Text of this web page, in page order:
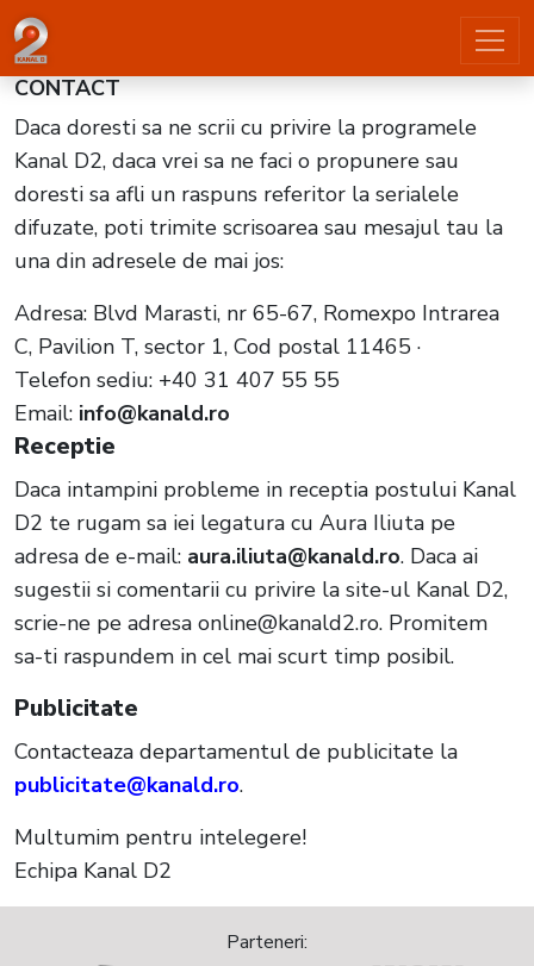
CONTACT - KANAL D2
CONTACT
Daca doresti sa ne scrii cu privire la programele
Kanal D2, daca vrei sa ne faci o propunere sau
doresti sa afli un raspuns referitor la serialele
difuzate, poti trimite scrisoarea sau mesajul tau la
una din adresele de mai jos:
Adresa: Blvd Marasti, nr 65-67, Romexpo Intrarea
C, Pavilion T, sector 1, Cod postal 11465 ·
Telefon sediu: +40 31 407 55 55
Email: info@kanald.ro
Receptie
Daca intampini probleme in receptia postului Kanal
D2 te rugam sa iei legatura cu Aura Iliuta pe
adresa de e-mail: aura.iliuta@kanald.ro. Daca ai
sugestii si comentarii cu privire la site-ul Kanal D2,
scrie-ne pe adresa online@kanald2.ro. Promitem
sa-ti raspundem in cel mai scurt timp posibil.
Publicitate
Contacteaza departamentul de publicitate la
publicitate@kanald.ro.
Multumim pentru intelegere!
Echipa Kanal D2
Parteneri: